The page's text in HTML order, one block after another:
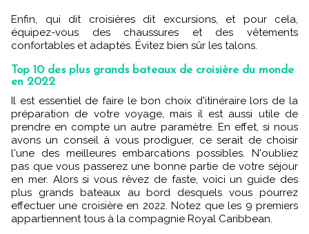
Enfin, qui dit croisières dit excursions, et pour cela,
équipez-vous des chaussures et des vêtements
confortables et adaptés. Évitez bien sûr les talons.
Top 10 des plus grands bateaux de croisière du monde
en 2022
Il est essentiel de faire le bon choix d'itinéraire lors de la
préparation de votre voyage, mais il est aussi utile de
prendre en compte un autre paramètre. En effet, si nous
avons un conseil à vous prodiguer, ce serait de choisir
l'une des meilleures embarcations possibles. N'oubliez
pas que vous passerez une bonne partie de votre séjour
en mer. Alors si vous rêvez de faste, voici un guide des
plus grands bateaux au bord desquels vous pourrez
effectuer une croisière en 2022. Notez que les 9 premiers
appartiennent tous à la compagnie Royal Caribbean.